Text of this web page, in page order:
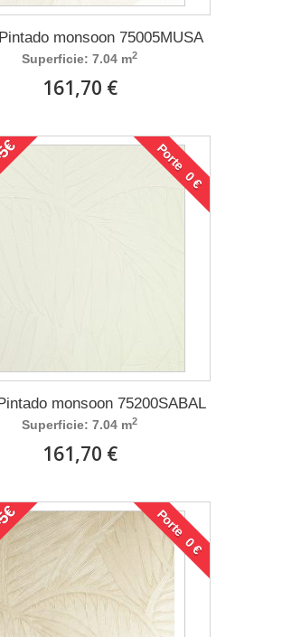
monsoon 75005MUSA
Superficie: 7.04 m2
161,70 €
Porte 0 €
monsoon 75200SABAL
Superficie: 7.04 m2
161,70 €
Porte 0 €